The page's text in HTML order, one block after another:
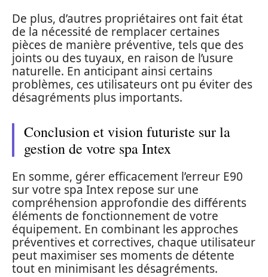
De plus, d’autres propriétaires ont fait état
de la nécessité de remplacer certaines
pièces de manière préventive, tels que des
joints ou des tuyaux, en raison de l’usure
naturelle. En anticipant ainsi certains
problèmes, ces utilisateurs ont pu éviter des
désagréments plus importants.
Conclusion et vision futuriste sur la
gestion de votre spa Intex
En somme, gérer efficacement l’erreur E90
sur votre spa Intex repose sur une
compréhension approfondie des différents
éléments de fonctionnement de votre
équipement. En combinant les approches
préventives et correctives, chaque utilisateur
peut maximiser ses moments de détente
tout en minimisant les désagréments.